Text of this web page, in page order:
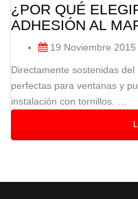
¿POR QUÉ
ADHESIÓN AL
19 Noviembre 2015
Directamente sostenidas
perfectas para ventanas y
instalación con tornillos. …